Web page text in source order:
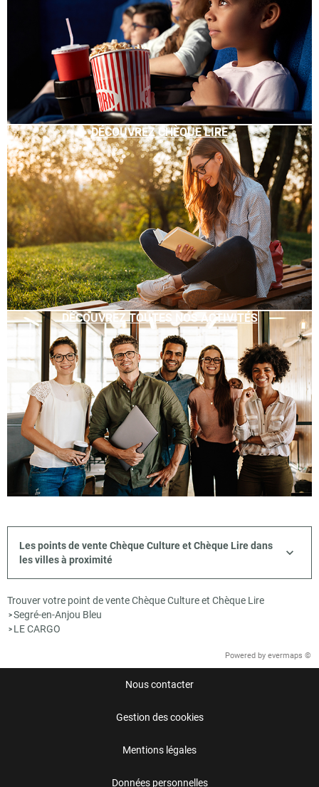
DÉCOUVREZ CHÈQUE LIRE
DÉCOUVREZ TOUTES NOS ACTIVITÉS
Les points de vente Chèque Culture et Chèque Lire dans
les villes à proximité
Trouver votre point de vente Chèque Culture et Chèque Lire
>Segré-en-Anjou Bleu
> LE CARGO
Powered by evermaps ©
Nous contacter
Gestion des cookies
Mentions légales
Données personnelles